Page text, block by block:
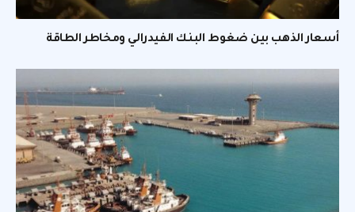
أسعار الذهب بين ضغوط البنك الفيدرالي ومخاطر الطاقة